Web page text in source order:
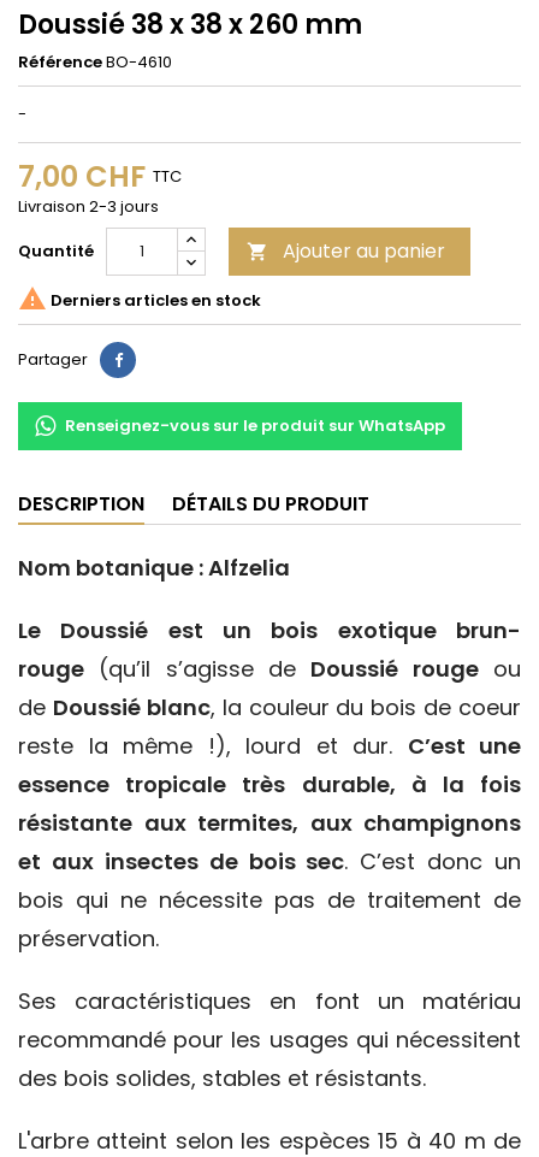
Doussié 38 x 38 x 260 mm
RéférenceBO-4610
-
7,00 CHF TTC
Livraison 2-3 jours
Quantité
 Ajouter au panier
 Derniers articles en stock
Partager Partager
Renseignez-vous sur le produit sur WhatsApp
DESCRIPTION DÉTAILS DU PRODUIT
Nom botanique : Alfzelia
Le Doussié est un bois exotique brun-
rouge (qu’il s’agisse de Doussié rougeou
de Doussié blanc, la couleur du bois de coeur
reste la même !), lourd et dur. C’est une
essence tropicale très durable, à la fois
résistante aux termites, aux champignons
et aux insectes de bois sec. C’est donc un
bois qui ne nécessite pas de traitement de
préservation.
Ses caractéristiques en font un matériau
recommandé pour les usages qui nécessitent
des bois solides, stables et résistants.
L'arbre atteint selon les espèces 15 à 40 m de